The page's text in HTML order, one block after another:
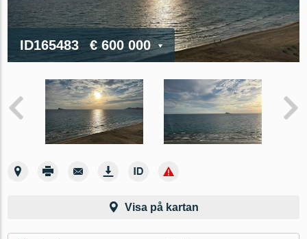
ID165483 € 600 000
Visa på kartan